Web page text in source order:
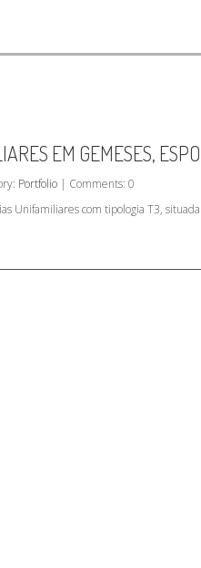
EM GEMESES,
Portfolio | Comments: 0
Unifamiliares com tipologia T3,